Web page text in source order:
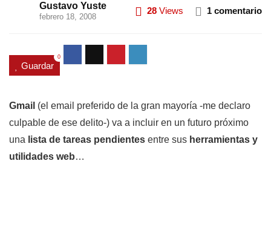
Gustavo Yuste
febrero 18, 2008
28 Views 1 comentario
Guardar
0
Gmail (el email preferido de la gran mayoría -me declaro
culpable de ese delito-) va a incluir en un futuro próximo
una lista de tareas pendientes entre sus herramientas y
utilidades web…